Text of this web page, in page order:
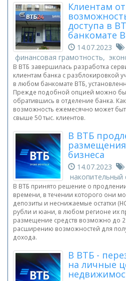
Клиентам
доступа в
банкомате
14.07.2023
финансовая грамотность,
В ВТБ завершилась разработка
клиентам банка с разблокировкой
в любом банкомате ВТБ,
Прежде подобной опцией можно
обратившись в отделение банка.
возможность ежемесячно может
свыше 50 тыс. клиентов.
В ВТБ
бизнеса
14.07.2023
В ВТБ принято решение о
времени, в течении которого они
депозиты и неснижаемые остатки
рубли и юани, в любом регионе их
размещение средств возможно до
расширению возможностей для
дохода.
В ВТБ -
на личные